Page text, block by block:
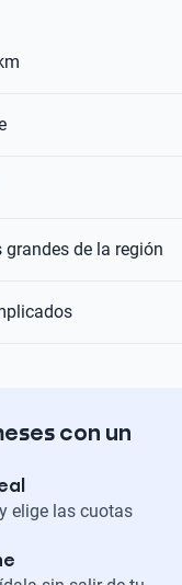
de la región
con un
elige las cuotas